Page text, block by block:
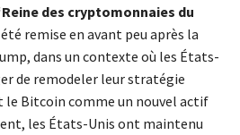
des cryptomonnaies du
remise en avant peu après la
dans un contexte où les États-
de remodeler leur stratégie
Bitcoin comme un nouvel actif
les États-Unis ont maintenu